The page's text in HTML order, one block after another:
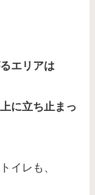
エリアは
に立ち止まっ
イレも、